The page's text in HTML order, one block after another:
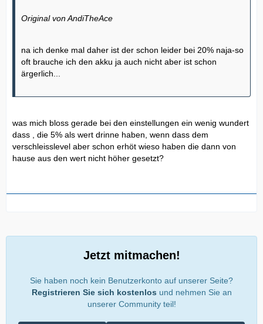
Original von AndiTheAce
na ich denke mal daher ist der schon leider bei 20% naja-so
oft brauche ich den akku ja auch nicht aber ist schon
ärgerlich...
was mich bloss gerade bei den einstellungen ein wenig wundert
dass , die 5% als wert drinne haben, wenn dass dem
verschleisslevel aber schon erhöt wieso haben die dann von
hause aus den wert nicht höher gesetzt?
Jetzt mitmachen!
Sie haben noch kein Benutzerkonto auf unserer Seite?
Registrieren Sie sich kostenlos und nehmen Sie an
unserer Community teil!